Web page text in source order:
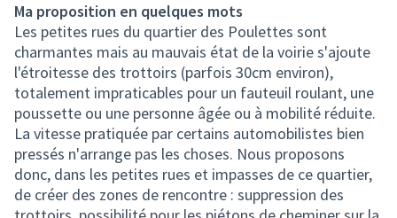
Ma proposition en quelques mots
Les petites rues du quartier des Poulettes sont
charmantes mais au mauvais état de la voirie s'ajoute
l'étroitesse des trottoirs (parfois 30cm environ),
totalement impraticables pour un fauteuil roulant, une
poussette ou une personne âgée ou à mobilité réduite.
La vitesse pratiquée par certains automobilistes bien
pressés n'arrange pas les choses. Nous proposons
donc, dans les petites rues et impasses de ce quartier,
de créer des zones de rencontre : suppression des